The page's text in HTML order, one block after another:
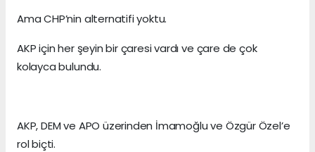
Ama CHP’nin alternatifi yoktu.
AKP için her şeyin bir çaresi vardı ve çare de çok
kolayca bulundu.
AKP, DEM ve APO üzerinden İmamoğlu ve Özgür Özel’e
rol biçti.